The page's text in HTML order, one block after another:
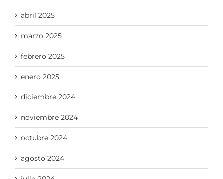
abril 2025
marzo 2025
febrero 2025
enero 2025
diciembre 2024
noviembre 2024
octubre 2024
agosto 2024